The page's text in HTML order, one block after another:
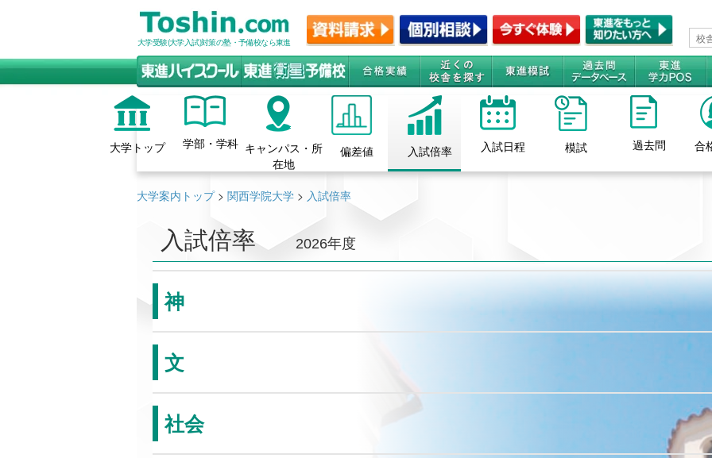
大学受験(大学入試)対策の塾・予備校なら東進
大学トップ 学部・学科 キャンパス・所
在地
偏差値 入試倍率 入試日程 模試 過去問 合
大学案内トップ> 関西学院大学 > 入試倍率
入試倍率 2026年度
神
文
社会